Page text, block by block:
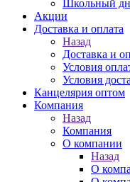
Школьный
Акции
Доставка и оплата
Назад
Доставка и
Условия
Условия
Канцелярия оптом
Компания
Назад
Компания
О компании
Назад
О